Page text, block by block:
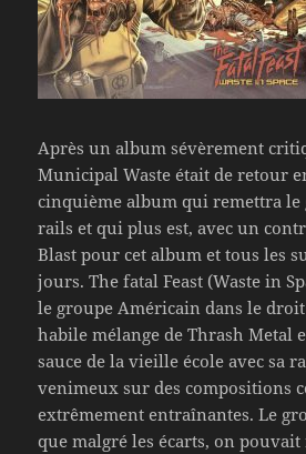
Après un album sévèrement
Municipal Waste était de retour
cinquième album qui remettra le
rails et qui plus est, avec un
Blast pour cet album et tous les
jours. The fatal Feast (Waste in
le groupe Américain dans le
habile mélange de Thrash Metal
sauce de la vieille école avec sa
venimeux sur des compositions
extrêmement entraînantes. Le
que malgré les écarts, on